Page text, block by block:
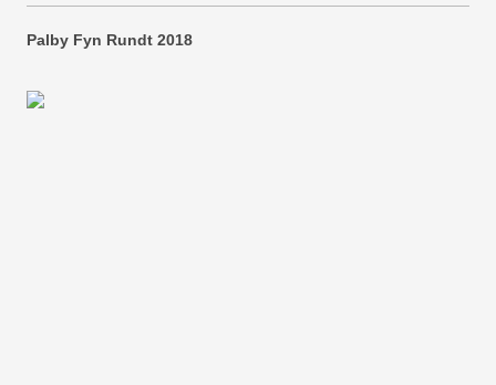
Palby Fyn Rundt 2018